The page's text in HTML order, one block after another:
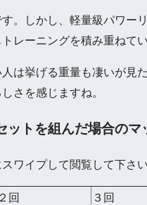
。しかし、軽量級パワー
レーニングを積み重ねてい
は挙げる重量も凄いが見
さを感じますね。
ットを組んだ場合の
ワイプして閲覧して下さい
２回 ３回